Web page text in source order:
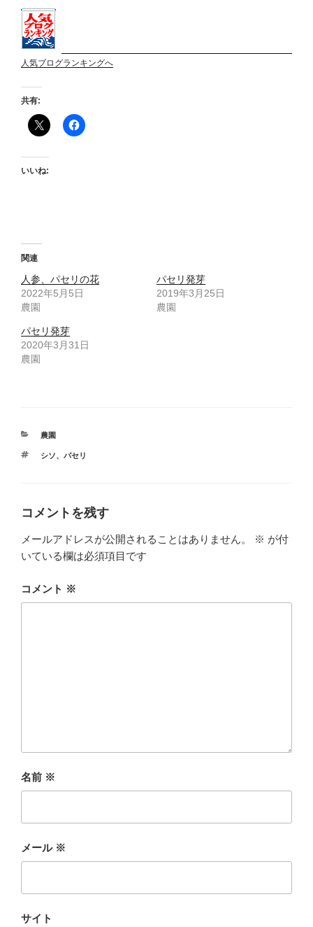
人気ブログランキングへ
共有:
いいね:
関連
人参、パセリの花
2022年5月5日
農園
パセリ発芽
2019年3月25日
農園
パセリ発芽
2020年3月31日
農園
カ
ゴ
農園
タ
シソ、 パセリ
コメントを残す
メールアドレスが公開されることはありません。 ※ が付
いている欄は必須項目です
コメント ※
名前 ※
メール ※
サイト